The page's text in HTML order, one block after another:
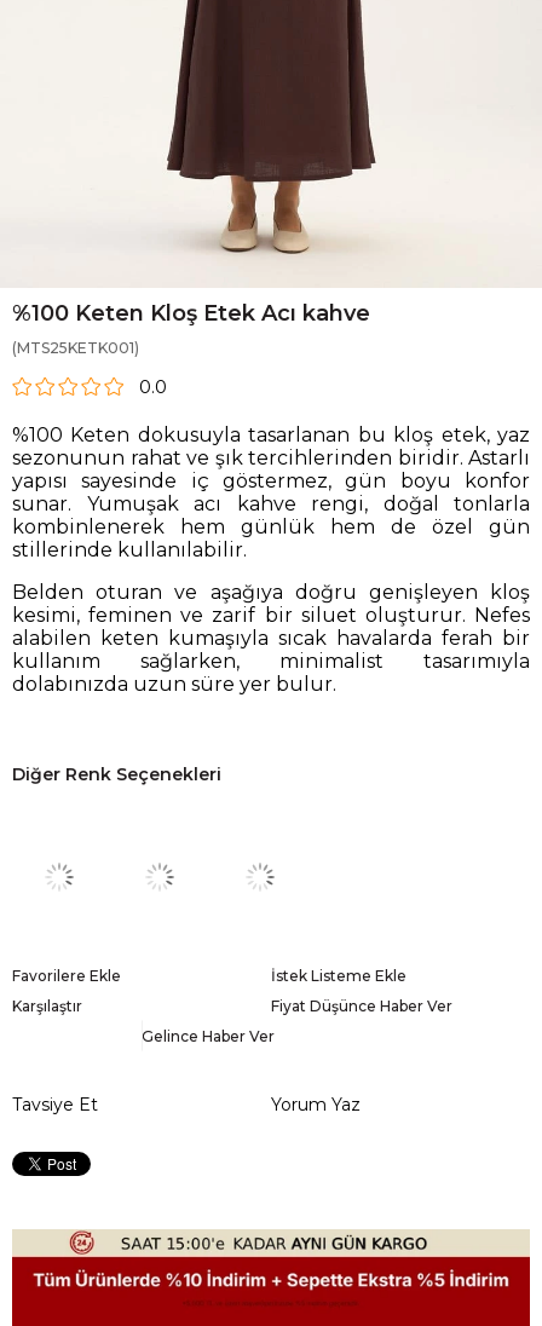
%100 Keten Kloş Etek Acı kahve
(MTS25KETK001)
0.0
%100 Keten dokusuyla tasarlanan bu kloş etek, yaz
sezonunun rahat ve şık tercihlerinden biridir. Astarlı
yapısı sayesinde iç göstermez, gün boyu konfor
sunar. Yumuşak acı kahve rengi, doğal tonlarla
kombinlenerek hem günlük hem de özel gün
stillerinde kullanılabilir.
Belden oturan ve aşağıya doğru genişleyen kloş
kesimi, feminen ve zarif bir siluet oluşturur. Nefes
alabilen keten kumaşıyla sıcak havalarda ferah bir
kullanım sağlarken, minimalist tasarımıyla
dolabınızda uzun süre yer bulur.
Diğer Renk Seçenekleri
Favorilere Ekle
İstek Listeme Ekle
Karşılaştır
Fiyat Düşünce Haber Ver
Gelince Haber Ver
Tavsiye Et Yorum Yaz